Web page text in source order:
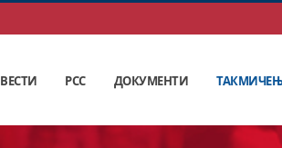
ВЕСТИ РСС ДОКУМЕНТИ